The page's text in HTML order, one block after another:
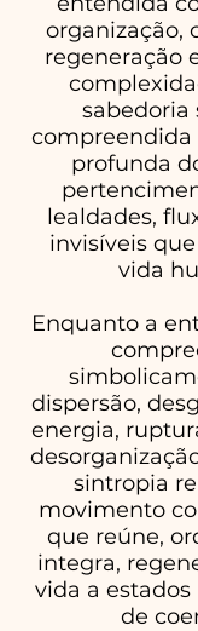
organização,
regeneração
sabedoria
compreendida
profunda
lealdades,
invisíveis
vida
Enquanto a
dispersão,
energia,
sintropia
movimento
que reúne,
integra,
vida a
de